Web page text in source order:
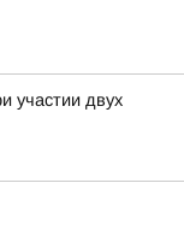
участии двух